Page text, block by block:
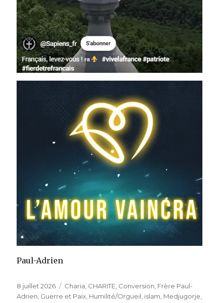
Paul-Adrien
Publié
le
8 juillet 2026 Catégories
Charia CHARITE Conversion Frère Paul-
Adrien Guerre et Paix Humilité/Orgueil islam Medjugorje